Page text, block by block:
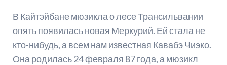
В Кайтэйбане мюзикла о лесе Трансильвании
опять появилась новая Меркурий. Ей стала не
кто-нибудь, а всем нам известная Кавабэ Чиэко.
Она родилась 24 февраля 87 года, а мюзикл